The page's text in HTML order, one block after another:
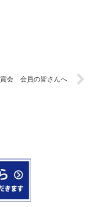
賞会 会員の皆さんへ